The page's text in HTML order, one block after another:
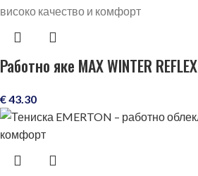
Работно яке MAX WINTER REFLEX
€43.30